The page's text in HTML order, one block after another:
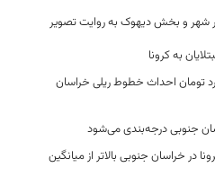
شهر و بخش دیهوک به روایت تصویر
به کرونا
هشت هزار و ۶۰۰ میلیارد تومان احداث خطوط ریلی خراسان
در خراسان جنوبی بالاتر از میانگین